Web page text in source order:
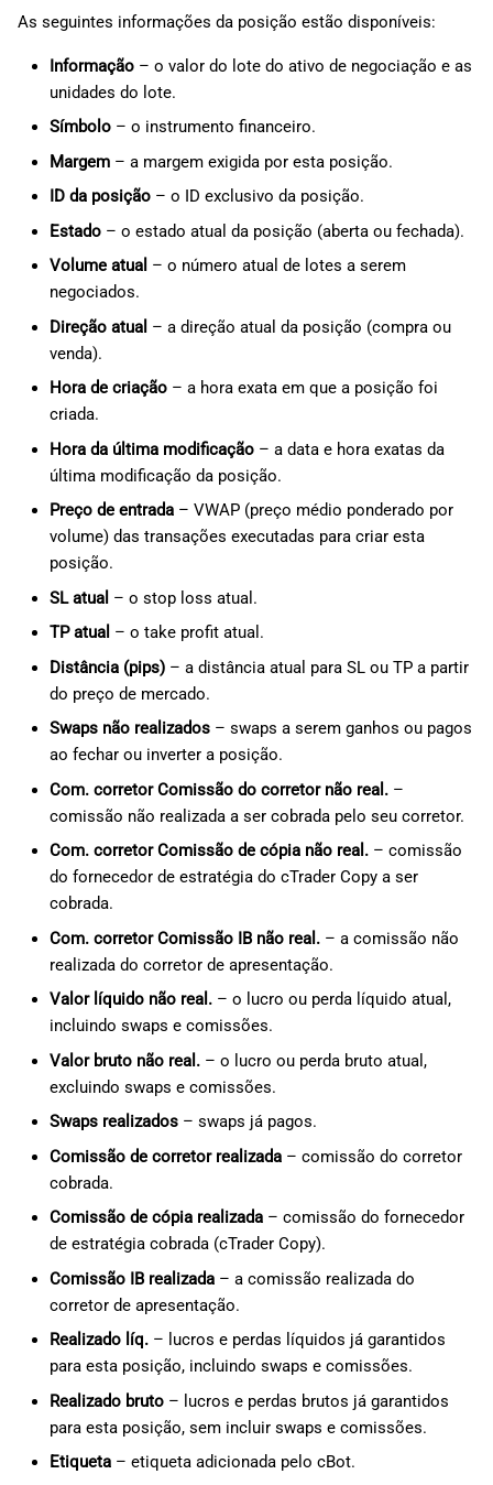
As seguintes informações da posição estão disponíveis:
Informação– o valor do lote do ativo de negociação e as
unidades do lote.
Símbolo– o instrumento financeiro.
Margem– a margem exigida por esta posição.
ID da posição– o ID exclusivo da posição.
Estado– o estado atual da posição (aberta ou fechada).
Volume atual – o número atual de lotes a serem
negociados.
Direção atual – a direção atual da posição (compra ou
venda).
Hora de criação– a hora exata em que a posição foi
criada.
Hora da última modificação– a data e hora exatas da
última modificação da posição.
Preço de entrada– VWAP (preço médio ponderado por
volume) das transações executadas para criar esta
posição.
SL atual – o stop loss atual.
TP atual – o take profit atual.
Distância (pips)– a distância atual para SL ou TP a partir
do preço de mercado.
Swaps não realizados– swaps a serem ganhos ou pagos
ao fechar ou inverter a posição.
Com. corretor Comissão do corretor não real.–
comissão não realizada a ser cobrada pelo seu corretor.
Com. corretor Comissão de cópia não real.– comissão
do fornecedor de estratégia do cTrader Copy a ser
cobrada.
Com. corretor Comissão IB não real.– a comissão não
realizada do corretor de apresentação.
Valor líquido não real.– o lucro ou perda líquido atual,
incluindo swaps e comissões.
Valor bruto não real.– o lucro ou perda bruto atual,
excluindo swaps e comissões.
Swaps realizados– swaps já pagos.
Comissão de corretor realizada– comissão do corretor
cobrada.
Comissão de cópia realizada– comissão do fornecedor
de estratégia cobrada (cTrader Copy).
Comissão IB realizada– a comissão realizada do
corretor de apresentação.
Realizado líq.– lucros e perdas líquidos já garantidos
para esta posição, incluindo swaps e comissões.
Realizado bruto– lucros e perdas brutos já garantidos
para esta posição, sem incluir swaps e comissões.
Etiqueta– etiqueta adicionada pelo cBot.